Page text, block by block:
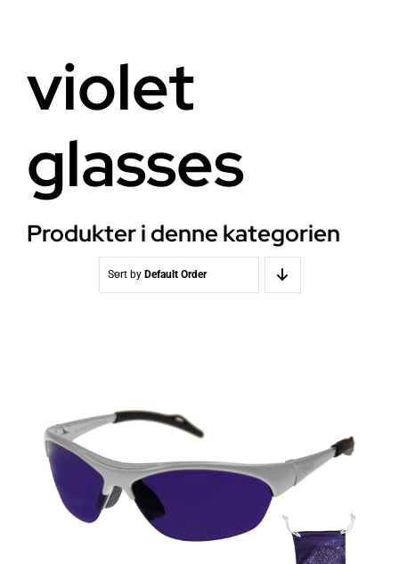
Butikk i Oslo
Kontakt oss
Kjøpsvilkår
Stråling EMF
Vann
Media & Events
violet
glasses
Produkter i denne kategorien
Sort by Default Order